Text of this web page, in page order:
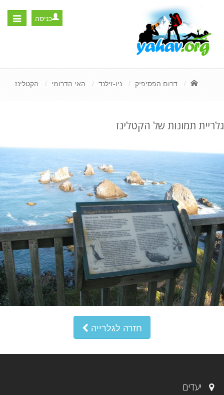
Toggle
כניסה
דרום הפסיפיק ניו-זילנד האי הדרומי הקטלינז
גלריית תמונות של הקטלינז
חזרה לגלרייה
יעדים